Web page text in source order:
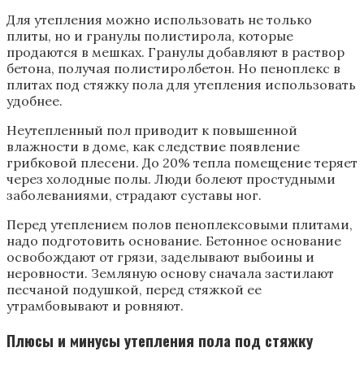
Для утепления можно использовать не только
плиты, но и гранулы полистирола, которые
продаются в мешках. Гранулы добавляют в раствор
бетона, получая полистиролбетон. Но пеноплекс в
плитах под стяжку пола для утепления использовать
удобнее.
Неутепленный пол приводит к повышенной
влажности в доме, как следствие появление
грибковой плесени. До 20% тепла помещение теряет
через холодные полы. Люди болеют простудными
заболеваниями, страдают суставы ног.
Перед утеплением полов пеноплексовыми плитами,
надо подготовить основание. Бетонное основание
освобождают от грязи, заделывают выбоины и
неровности. Земляную основу сначала застилают
песчаной подушкой, перед стяжкой ее
утрамбовывают и ровняют.
Плюсы и минусы утепления пола под стяжку